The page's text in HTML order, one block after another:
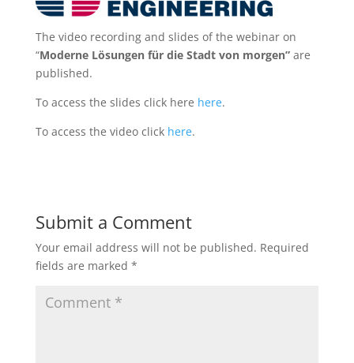
The video recording and slides of the webinar on
“Moderne Lösungen für die Stadt von morgen”are
published.
To access the slides click here here.
To access the video click here.
Submit a Comment
Your email address will not be published. Required
fields are marked *